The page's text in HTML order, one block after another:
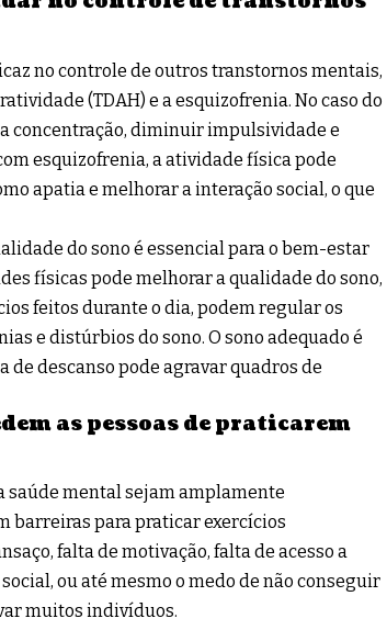
no controle de outros transtornos mentais,
(TDAH) e a esquizofrenia. No caso do
concentração, diminuir impulsividade e
esquizofrenia, a atividade física pode
apatia e melhorar a interação social, o que
do sono é essencial para o bem-estar
físicas pode melhorar a qualidade do sono,
feitos durante o dia, podem regular os
e distúrbios do sono. O sono adequado é
de descanso pode agravar quadros de
as pessoas de praticarem
saúde mental sejam amplamente
barreiras para praticar exercícios
falta de motivação, falta de acesso a
ou até mesmo o medo de não conseguir
muitos indivíduos.